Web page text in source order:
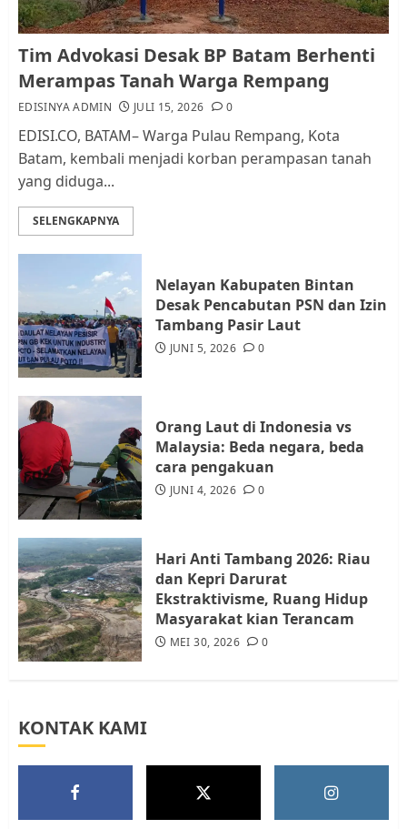
Kader Pajak jadi Penghubung
Pemerintah dan Masyarakat di
Lingkungan RT/RW
AGUSTUS 1, 2026
4
Warga Rempang Ajukan
Audiensi dengan Wali Kota
5
Tim Advokasi Desak BP Batam
Berhenti Merampas Tanah
Tim Advokasi Desak BP Batam Berhenti
Merampas Tanah Warga Rempang
EDISINYA ADMIN JULI 15, 2026 0
EDISI.CO, BATAM– Warga Pulau Rempang, Kota
Batam, kembali menjadi korban perampasan tanah
yang diduga...
SELENGKAPNYA
Nelayan Kabupaten Bintan
Desak Pencabutan PSN dan Izin
Tambang Pasir Laut
JUNI 5, 2026 0
Orang Laut di Indonesia vs
Malaysia: Beda negara, beda
cara pengakuan
JUNI 4, 2026 0
Hari Anti Tambang 2026: Riau
dan Kepri Darurat
Ekstraktivisme, Ruang Hidup
Masyarakat kian Terancam
MEI 30, 2026 0
KONTAK KAMI